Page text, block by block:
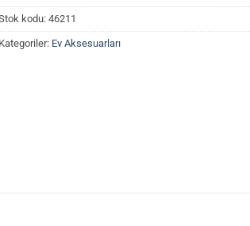
kodu: 46211
Kategoriler: Ev Aksesuarları